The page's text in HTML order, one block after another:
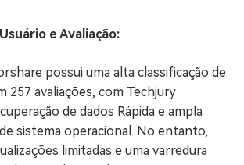
e Avaliação:
possui uma alta classificação de
257 avaliações, com Techjury
de dados Rápida e ampla
sistema operacional. No entanto,
limitadas e uma varredura